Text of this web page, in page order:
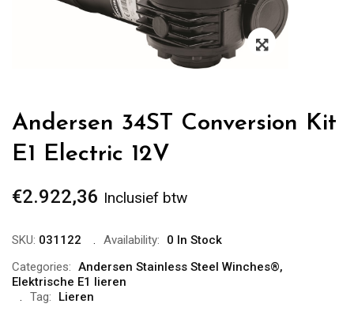
Zoom
Andersen 34ST Conversion Kit
E1 Electric 12V
€2.922,36 Inclusief btw
SKU: 031122 Availability:
0 In Stock
Categories: Andersen Stainless Steel Winches®,
Elektrische E1 lieren
Tag:
Lieren